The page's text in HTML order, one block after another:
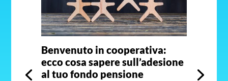
Benvenuto in cooperativa:
ecco cosa sapere sull’adesione
al tuo fondo pensione